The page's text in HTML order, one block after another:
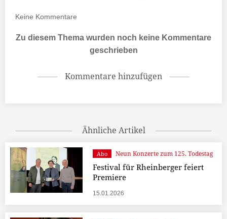
Keine Kommentare
Zu diesem Thema wurden noch keine Kommentare
geschrieben
Kommentare hinzufügen
Ähnliche Artikel
Abo Neun Konzerte zum 125. Todestag
Festival für Rheinberger feiert
Premiere
15.01.2026